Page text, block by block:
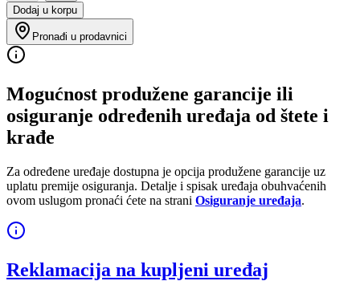
Dodaj u korpu
Pronađi u prodavnici
Mogućnost produžene garancije ili
osiguranje određenih uređaja od štete i
krađe
Za određene uređaje dostupna je opcija produžene garancije uz
uplatu premije osiguranja. Detalje i spisak uređaja obuhvaćenih
ovom uslugom pronaći ćete na strani Osiguranje uređaja.
Reklamacija na kupljeni uređaj